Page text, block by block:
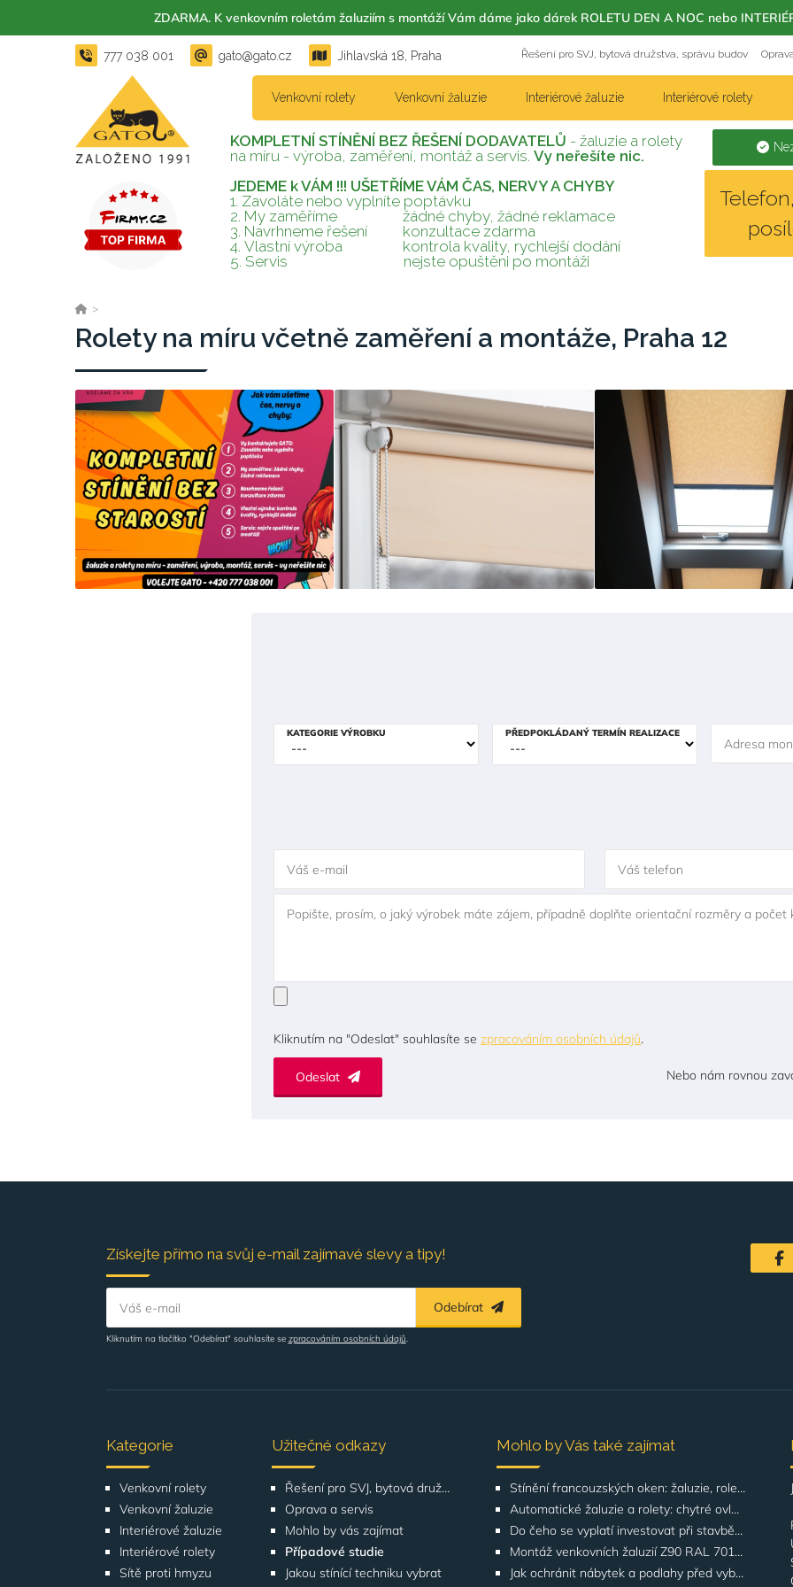
777 038 001 gato@gato.cz Jihlavská 18, Praha Řešení pro SVJ, bytová družstva, správu budov
Venkovní rolety Venkovní žaluzie Interiérové žaluzie Interiérové rolety
KOMPLETNÍ STÍNĚNÍ BEZ ŘEŠENÍ DODAVATELŮ - žaluzie a rolety
na míru - výroba, zaměření, montáž a servis. Vy neřešíte nic.
JEDEME k VÁM !!! UŠETŘÍME VÁM ČAS, NERVY A CHYBY
1. Zavoláte nebo vyplníte poptávku
2. My zaměříme
žádné chyby, žádné reklamace
3. Navrhneme řešení
konzultace zdarma
4. Vlastní výroba
kontrola kvality, rychlejší dodání
5. Servis nejste opuštěni po montáži
>
Rolety na míru včetně zaměření a montáže, Praha 12
KATEGORIE VÝROBKU PŘEDPOKLÁDANÝ TERMÍN REALIZACE
Adresa
Váš e-mail Váš telefon
Popište, prosím, o jaký výrobek máte zájem, případně doplňte orientační rozměry a počet
Kliknutím na "Odeslat" souhlasíte sezpracováním osobních údajů.
Nebo nám rovnou
Odeslat
Získejte přímo na svůj e-mail zajímavé slevy a tipy!
Váš e-mail Odebírat
Kliknutím na tlačítko "Odebírat" souhlasíte se zpracováním osobních údajů.
Kategorie
Venkovní rolety
Venkovní žaluzie
Interiérové žaluzie
Interiérové rolety
Sítě proti hmyzu
Užitečné odkazy
Řešení pro SVJ, bytová družstva, správu budov
Oprava a servis
Mohlo by vás zajímat
Případové studie
Jakou stínící techniku vybrat
Mohlo by Vás také zajímat
Stínění francouzských oken: žaluzie, rolety, screeny | GATO
Automatické žaluzie a rolety: chytré ovládání | GATO
Do čeho se vyplatí investovat při stavbě domu? Odborníci upozorňují na stínění oken
Montáž venkovních žaluzií Z90 RAL 7016 na rodinných domech | Případová studie
Jak ochránit nábytek a podlahy před vyblednutím od slunce
ZDARMA. K venkovním roletám žaluziím s montáží Vám dáme jako dárek ROLETU DEN A NOC nebo